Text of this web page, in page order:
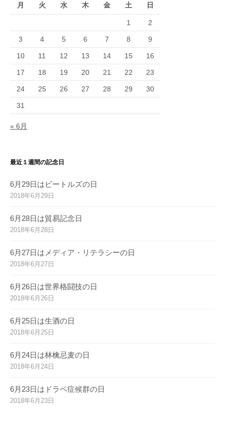
月 火 水 木 金 土 日
« 6月
1 2
3 4 5 6 7 8 9
10 11 12 13 14 15 16
17 18 19 20 21 22 23
24 25 26 27 28 29 30
31
最近１週間の記念日
6月29日はビートルズの日
2018年6月29日
6月28日は貿易記念日
2018年6月28日
6月27日はメディア・リテラシーの日
2018年6月27日
6月26日は世界格闘技の日
2018年6月26日
6月25日は生酒の日
2018年6月25日
6月24日は林檎忌麦の日
2018年6月24日
6月23日はドラベ症候群の日
2018年6月23日